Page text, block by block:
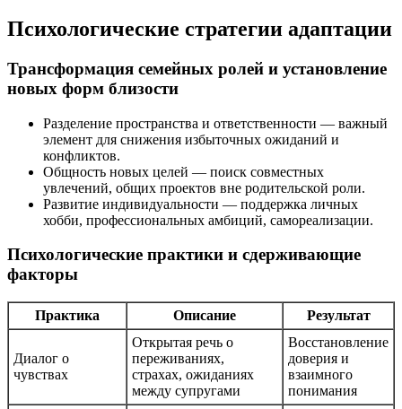
Психологические стратегии адаптации
Трансформация семейных ролей и установление
новых форм близости
Разделение пространства и ответственности — важный
элемент для снижения избыточных ожиданий и
конфликтов.
Общность новых целей — поиск совместных
увлечений, общих проектов вне родительской роли.
Развитие индивидуальности — поддержка личных
хобби, профессиональных амбиций, самореализации.
Психологические практики и сдерживающие
факторы
Практика Описание Результат
Диалог о
чувствах
Открытая речь о
переживаниях,
страхах, ожиданиях
между супругами
Восстановление
доверия и
взаимного
понимания